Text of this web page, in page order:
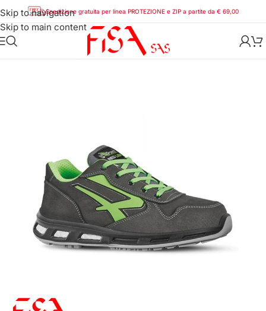
Skip to navigation
Skip to main content
Spedizione gratuita per linea PROTEZIONE e ZIP a partite da € 69,00
Scarpe e stivali